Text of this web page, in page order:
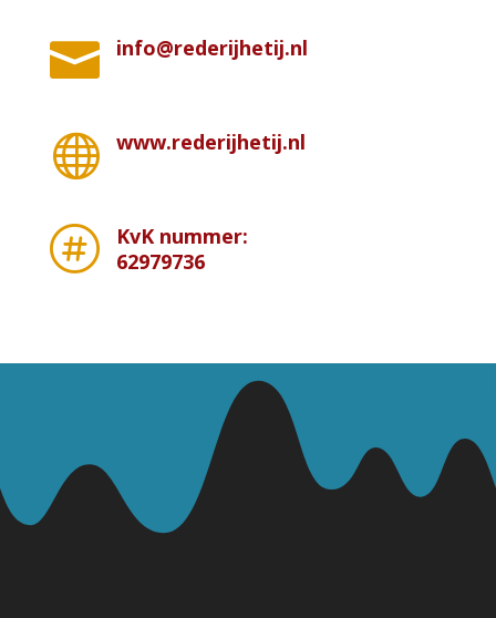
 info@rederijhetij.nl
 www.rederijhetij.nl

KvK nummer:
62979736